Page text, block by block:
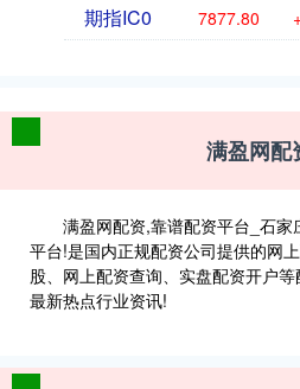
期指IC0 7877.80
满盈网配
满盈网配资,靠谱配资平台_石
平台!是国内正规配资公司提供的网
股、网上配资查询、实盘配资开户
最新热点行业资讯!